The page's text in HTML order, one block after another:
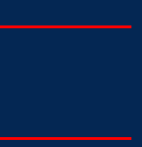
আগস্ট ২০২৬